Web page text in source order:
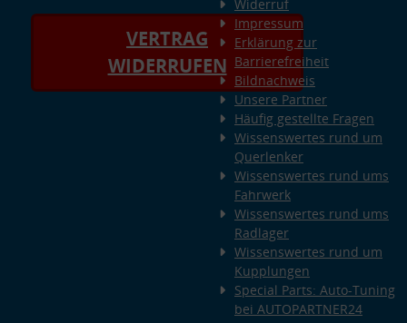
VERTRAG
WIDERRUFEN
Widerruf
Impressum
Erklärung zur
Barrierefreiheit
Bildnachweis
Unsere Partner
Häufig gestellte Fragen
Wissenswertes rund um
Querlenker
Wissenswertes rund ums
Fahrwerk
Wissenswertes rund ums
Radlager
Wissenswertes rund um
Kupplungen
Special Parts: Auto-Tuning
bei AUTOPARTNER24